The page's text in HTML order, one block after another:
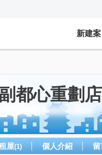
新建案
都心重劃店
屋(1) 個人介紹